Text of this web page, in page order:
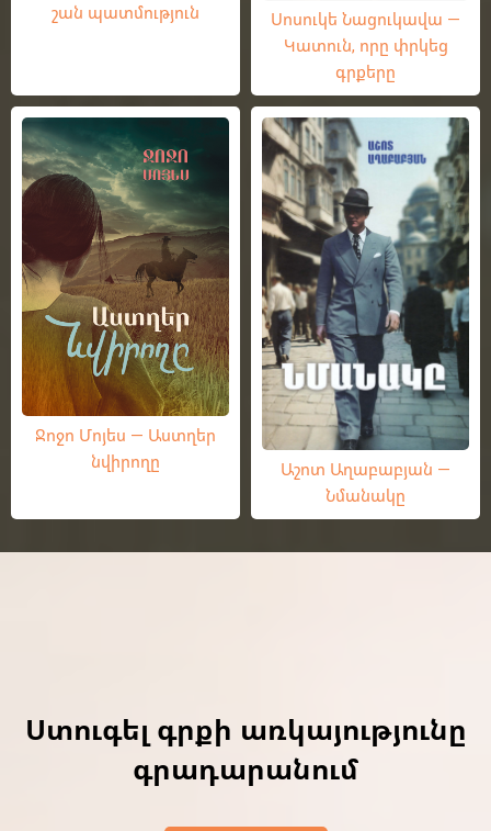
շան պատմություն
Սոսուկե Նացուկավա —
Կատուն, որը փրկեց
գրքերը
Ջոջո Մոյես — Աստղեր
նվիրողը
Աշոտ Աղաբաբյան —
Նմանակը
Ստուգել գրքի առկայությունը
գրադարանում